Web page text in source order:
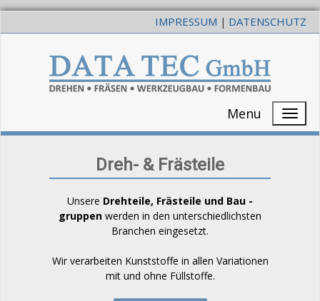
IMPRESSUM | DATENSCHUTZ
Menu
Dreh- & Frästeile
Unsere Drehteile, Frästeile und Bau -
gruppen werden in den unterschiedlichsten
Branchen eingesetzt.
Wir verarbeiten Kunststoffe in allen Variationen
mit und ohne Füllstoffe.